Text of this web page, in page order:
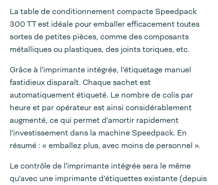
La table de conditionnement compacte Speedpack
300 TT est idéale pour emballer efficacement toutes
sortes de petites pièces, comme des composants
métalliques ou plastiques, des joints toriques, etc.
Grâce à l'imprimante intégrée, l'étiquetage manuel
fastidieux disparaît. Chaque sachet est
automatiquement étiqueté. Le nombre de colis par
heure et par opérateur est ainsi considérablement
augmenté, ce qui permet d'amortir rapidement
l'investissement dans la machine Speedpack. En
résumé : « emballez plus, avec moins de personnel ».
Le contrôle de l'imprimante intégrée sera le même
qu'avec une imprimante d'étiquettes existante (depuis